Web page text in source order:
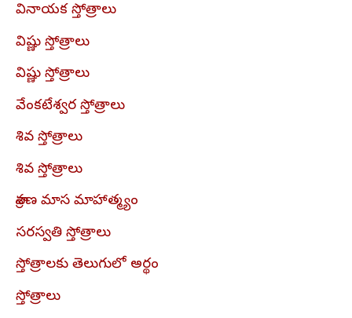
వినాయక స్తోత్రాలు
విష్ణు స్తోత్రాలు
విష్ణు స్తోత్రాలు
వేంకటేశ్వర స్తోత్రాలు
శివ స్తోత్రాలు
శివ స్తోత్రాలు
శ్రావణ మాస మాహాత్మ్యం
సరస్వతి స్తోత్రాలు
స్తోత్రాలకు తెలుగులో అర్థం
స్తోత్రాలు